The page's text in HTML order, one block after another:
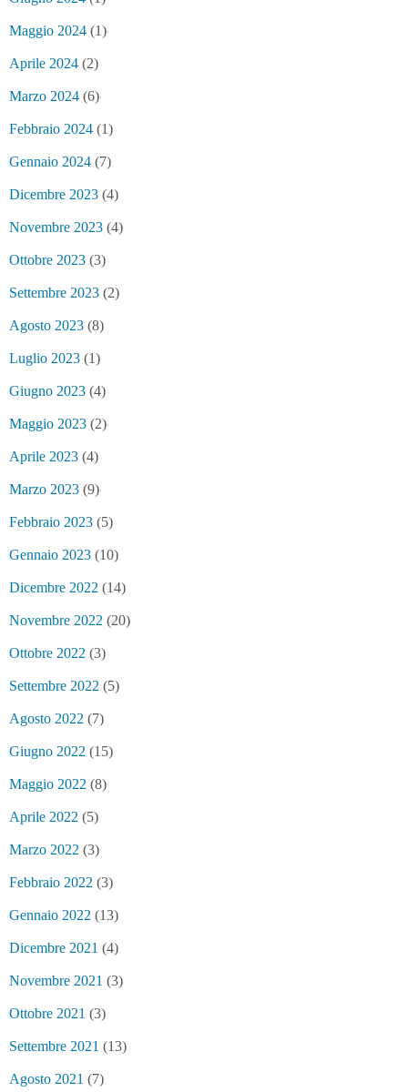
Maggio 2024 (1)
Aprile 2024 (2)
Marzo 2024 (6)
Febbraio 2024 (1)
Gennaio 2024 (7)
Dicembre 2023 (4)
Novembre 2023 (4)
Ottobre 2023 (3)
Settembre 2023 (2)
Agosto 2023 (8)
Luglio 2023 (1)
Giugno 2023 (4)
Maggio 2023 (2)
Aprile 2023 (4)
Marzo 2023 (9)
Febbraio 2023 (5)
Gennaio 2023 (10)
Dicembre 2022 (14)
Novembre 2022 (20)
Ottobre 2022 (3)
Settembre 2022 (5)
Agosto 2022 (7)
Giugno 2022 (15)
Maggio 2022 (8)
Aprile 2022 (5)
Marzo 2022 (3)
Febbraio 2022 (3)
Gennaio 2022 (13)
Dicembre 2021 (4)
Novembre 2021 (3)
Ottobre 2021 (3)
Settembre 2021 (13)
Agosto 2021 (7)